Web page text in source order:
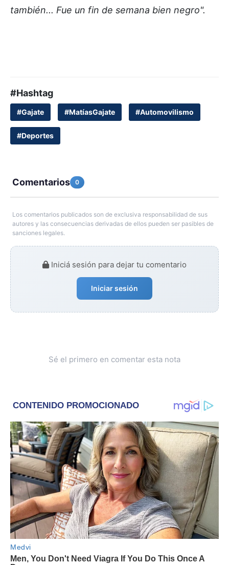
también... Fue un fin de semana bien negro".
#Hashtag
#Gajate #MatíasGajate #Automovilismo
#Deportes
Comentarios 0
Los comentarios publicados son de exclusiva responsabilidad de sus
autores y las consecuencias derivadas de ellos pueden ser pasibles de
sanciones legales.
Iniciá sesión para dejar tu comentario
Iniciar sesión
Sé el primero en comentar esta nota